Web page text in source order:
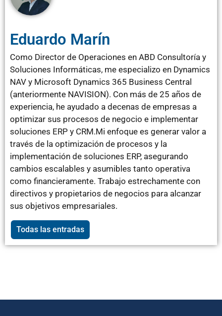
Eduardo Marín
Como Director de Operaciones en ABD Consultoría y
Soluciones Informáticas, me especializo en Dynamics
NAV y Microsoft Dynamics 365 Business Central
(anteriormente NAVISION). Con más de 25 años de
experiencia, he ayudado a decenas de empresas a
optimizar sus procesos de negocio e implementar
soluciones ERP y CRM.Mi enfoque es generar valor a
través de la optimización de procesos y la
implementación de soluciones ERP, asegurando
cambios escalables y asumibles tanto operativa
como financieramente. Trabajo estrechamente con
directivos y propietarios de negocios para alcanzar
sus objetivos empresariales.
Todas las entradas